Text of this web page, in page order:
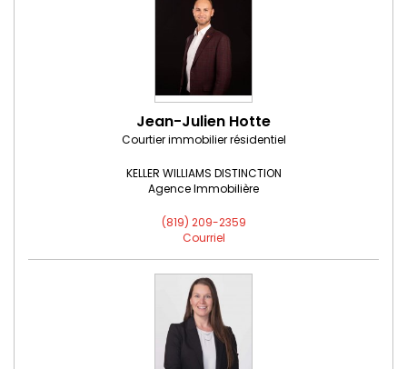
Jean-Julien Hotte
Courtier immobilier résidentiel
KELLER WILLIAMS DISTINCTION
Agence Immobilière
(819) 209-2359
Courriel